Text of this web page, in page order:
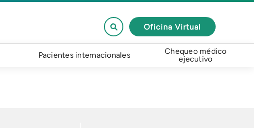
Oficina Virtual
Pacientes internacionales
Chequeo médico
ejecutivo